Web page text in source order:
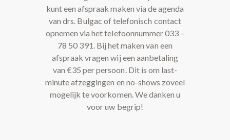
kunt een afspraak maken via de agenda
van drs. Bulgac of telefonisch contact
opnemen via het telefoonnummer 033 –
78 50 391. Bij het maken van een
afspraak vragen wij een aanbetaling
van €35 per persoon. Dit is om last-
minute afzeggingen en no-shows zoveel
mogelijk te voorkomen. We danken u
voor uw begrip!